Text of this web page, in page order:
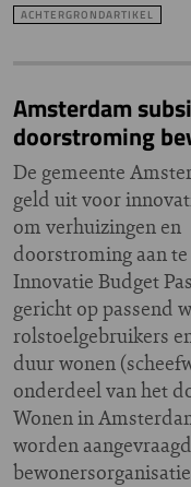
ACHTERGRONDARTIKEL
Amsterdam
doorstroming
De gemeente
geld uit voor
om verhuizingen en
doorstroming aan
Innovatie Budget
gericht op passend
rolstoelgebruikers
duur wonen
onderdeel van het
Wonen in
worden